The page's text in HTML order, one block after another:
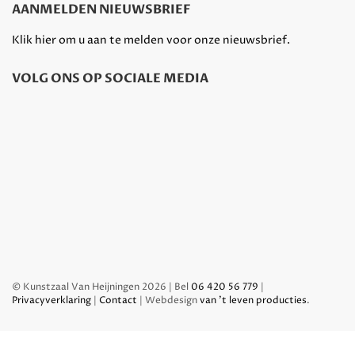
AANMELDEN NIEUWSBRIEF
Klik hier om u aan te melden voor onze nieuwsbrief.
VOLG ONS OP SOCIALE MEDIA
© Kunstzaal Van Heijningen 2026 | Bel 06 420 56 779 |
Privacyverklaring | Contact | Webdesignvan 't leven producties.